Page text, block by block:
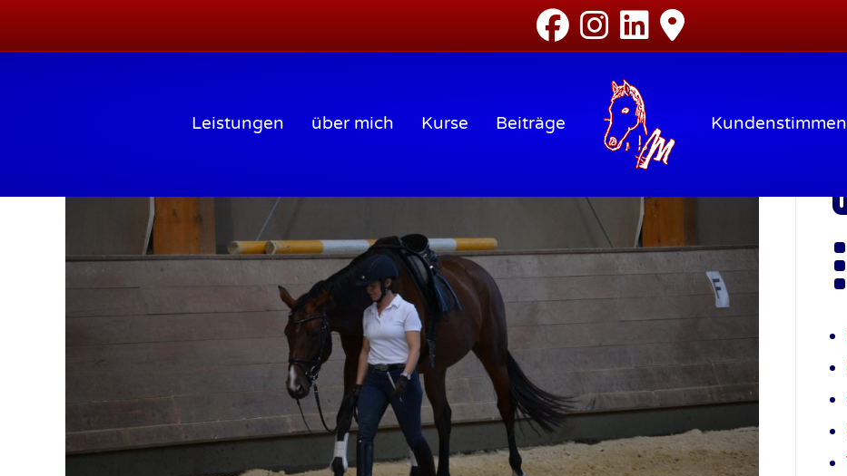
Leistungen über mich Kurse Beiträge Kundenstimmen